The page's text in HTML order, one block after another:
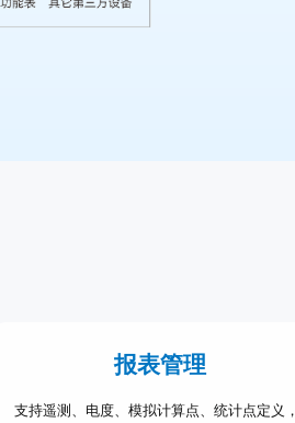
报表管理
支持遥测、电度、模拟计算点、统计点定义，